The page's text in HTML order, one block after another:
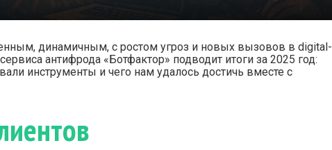
динамичным, с ростом угроз и новых вызовов в digital-
антифрода «Ботфактор» подводит итоги за 2025 год:
инструменты и чего нам удалось достичь вместе с